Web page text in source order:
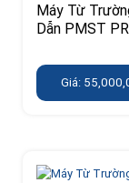
Máy Từ
Dẫn PMST
Giá: